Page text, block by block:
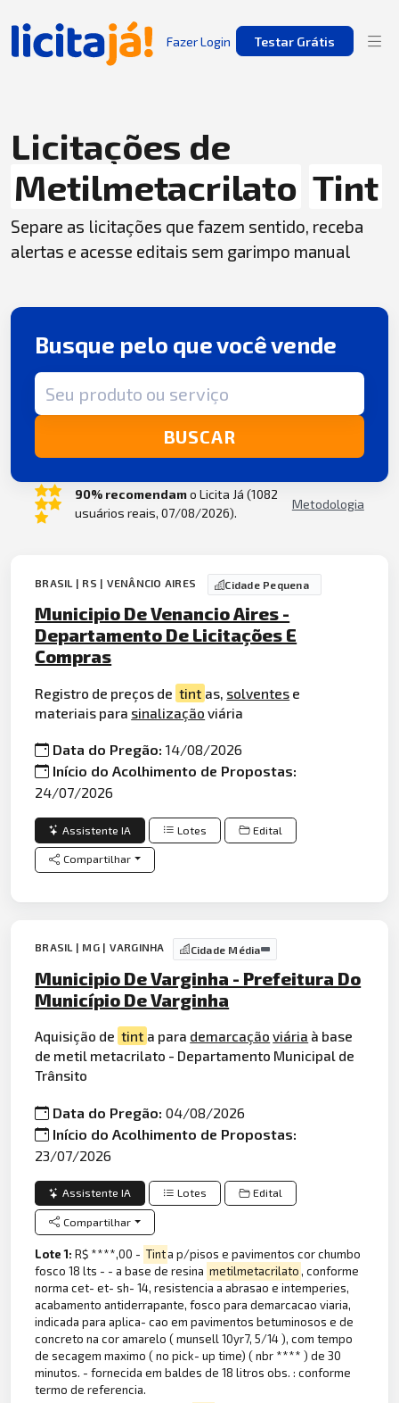
Fazer Login Testar Grátis
Licitações de
Metilmetacrilato Tint
Separe as licitações que fazem sentido, receba
alertas e acesse editais sem garimpo manual
Busque pelo que você vende
Termo de busca
BUSCAR
90% recomendamo Licita Já (1082
usuários reais, 07/08/2026).
Metodologia
BRASIL | RS | VENÂNCIO AIRES Cidade Pequena
Municipio De Venancio Aires -
Departamento De Licitações E
Compras
Registro de preços de tint as, solventes e
materiais para sinalização viária
Data do Pregão:14/08/2026
Início do Acolhimento de Propostas:
24/07/2026
Assistente IA Lotes Edital
Compartilhar
BRASIL | MG | VARGINHA Cidade Média
Municipio De Varginha - Prefeitura Do
Município De Varginha
Aquisição de tint a para demarcação viária à base
de metil metacrilato - Departamento Municipal de
Trânsito
Data do Pregão:04/08/2026
Início do Acolhimento de Propostas:
23/07/2026
Assistente IA Lotes Edital
Compartilhar
Lote 1:R$ ****,00 - Tinta p/pisos e pavimentos cor chumbo
fosco 18 lts - - a base de resina metilmetacrilato, conforme
norma cet- et- sh- 14, resistencia a abrasao e intemperies,
acabamento antiderrapante, fosco para demarcacao viaria,
indicada para aplica- cao em pavimentos betuminosos e de
concreto na cor amarelo ( munsell 10yr7, 5/14 ), com tempo
de secagem maximo ( no pick- up time) ( nbr **** ) de 30
minutos. - fornecida em baldes de 18 litros obs. : conforme
termo de referencia.